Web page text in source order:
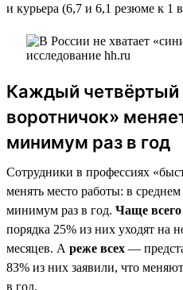
и курьера (6,7 и 6,1 резюме к 1
Каждый четвёртый
воротничок»
минимум раз в год
Сотрудники в профессиях
менять место работы: в
минимум раз в год. Чаще
порядка 25% из них уходят на
месяцев. А реже всех —
83% из них заявили, что
в год.